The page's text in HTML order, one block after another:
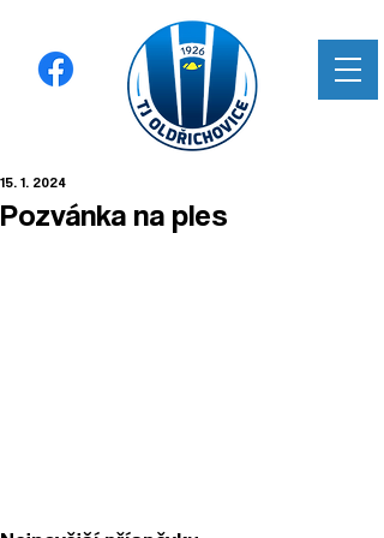
Pozvánka na ples
15. 1. 2024